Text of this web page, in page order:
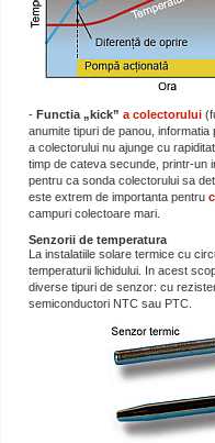
- Functia „kick” a colectorului
anumite tipuri de panou,
a colectorului nu ajunge cu
timp de cateva secunde, printr-un
pentru ca sonda colectorului sa
este extrem de importanta pentru
campuri colectoare mari.
Senzorii de temperatura
La instalatiile solare termice cu
temperaturii lichidului. In acest
diverse tipuri de senzor: cu
semiconductori NTC sau PTC.